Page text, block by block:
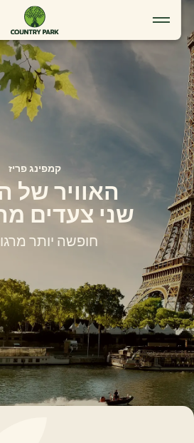
קמפינג פריז
האוויר של
שני צעדים
חופשה יותר